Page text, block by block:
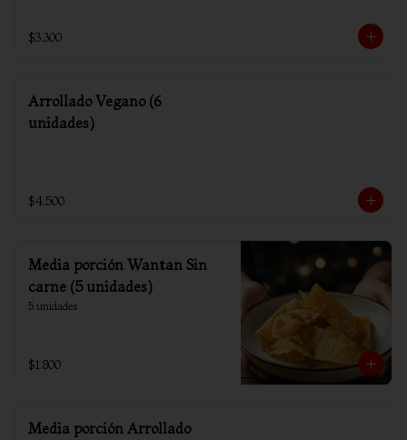
$3.300
Arrollado Vegano (6
unidades)
$4.500
Media porción Wantan Sin
carne (5 unidades)
5 unidades
$1.800
Media porción Arrollado